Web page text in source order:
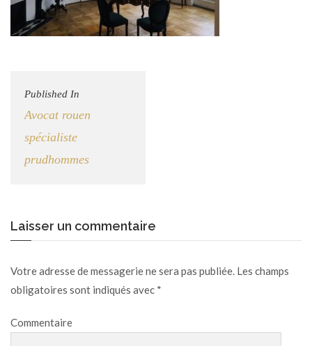
Published In
Avocat rouen
spécialiste
prudhommes
Laisser un commentaire
Votre adresse de messagerie ne sera pas publiée. Les champs
obligatoires sont indiqués avec *
Commentaire